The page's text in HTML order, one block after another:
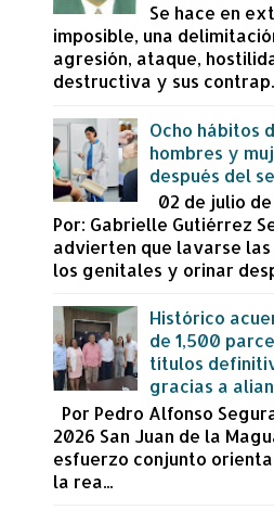
Se hace en
imposible, una
agresión, ataque,
destructiva y sus
Ocho hábitos
hombres y
después del
02 de julio
Por: Gabrielle Gutiérrez
advierten que lavarse las
los genitales y orinar
Histórico
de 1,500
títulos
gracias a
Por Pedro Alfonso
2026 San Juan de la
esfuerzo conjunto
la rea...